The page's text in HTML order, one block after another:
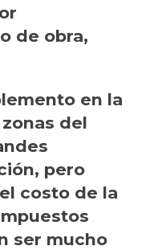
de obra,
en la
del
pero
costo de la
ser mucho